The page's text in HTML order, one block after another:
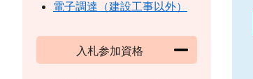
電子調達（建設工事以外）
入札参加資格